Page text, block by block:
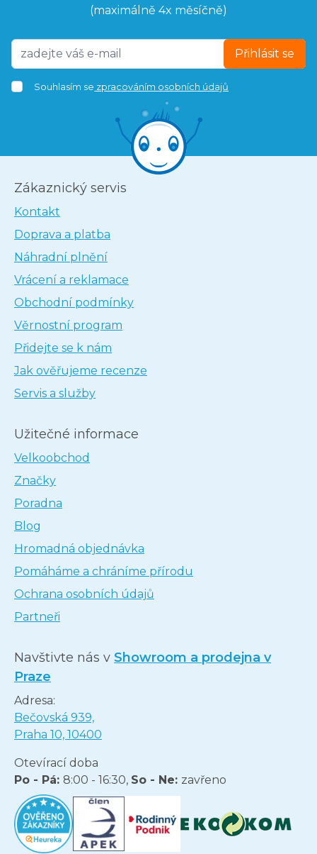
(maximálně 4x měsíčně)
Přihlásit se
Souhlasím se zpracováním osobních údajů
Zákaznický servis
Kontakt
Doprava a platba
Náhradní plnění
Vrácení a reklamace
Obchodní podmínky
Věrnostní program
Přidejte se k nám
Jak ověřujeme recenze
Servis a služby
Užitečné informace
Velkoobchod
Značky
Poradna
Blog
Hromadná objednávka
Pomáháme a chráníme přírodu
Ochrana osobních údajů
Partneři
Navštivte nás v Showroom a prodejna v
Praze
Adresa:
Bečovská 939,
Praha 10, 10400
Otevírací doba
Po - Pá: 8:00 - 16:30, So - Ne: zavřeno